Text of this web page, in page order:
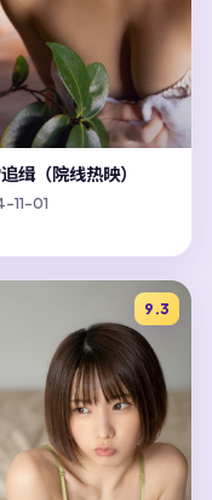
缉（院线热映）
11-01
9.3